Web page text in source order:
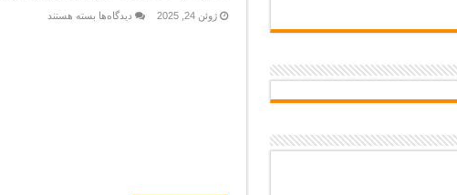
ژوئن 24, 2025 دیدگاه‌ها برای
بسته هستند